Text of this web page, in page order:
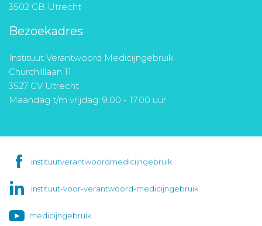
3502 GB Utrecht
Bezoekadres
Instituut Verantwoord Medicijngebruik
Churchilllaan 11
3527 GV Utrecht
Maandag t/m vrijdag: 9.00 - 17.00 uur
instituutverantwoordmedicijngebruik
instituut-voor-verantwoord-medicijngebruik
medicijngebruik